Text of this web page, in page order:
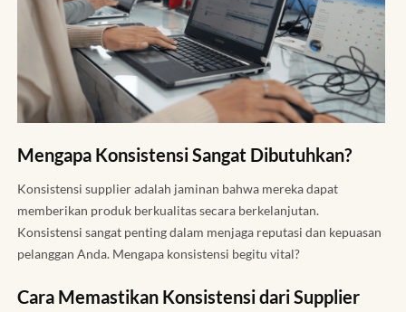
Mengapa Konsistensi Sangat Dibutuhkan?
Konsistensi supplier adalah jaminan bahwa mereka dapat
memberikan produk berkualitas secara berkelanjutan.
Konsistensi sangat penting dalam menjaga reputasi dan kepuasan
pelanggan Anda. Mengapa konsistensi begitu vital?
Cara Memastikan Konsistensi dari Supplier